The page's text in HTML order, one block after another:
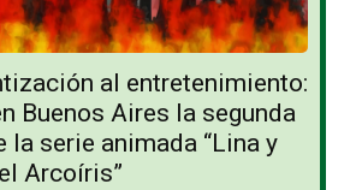
al entretenimiento:
Buenos Aires la segunda
la serie animada “Lina y
Arcoíris”